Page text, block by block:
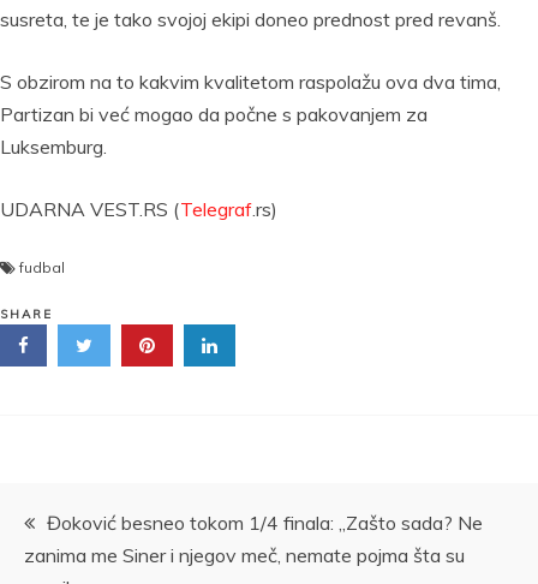
susreta, te je tako svojoj ekipi doneo prednost pred revanš.
S obzirom na to kakvim kvalitetom raspolažu ova dva tima,
Partizan bi već mogao da počne s pakovanjem za
Luksemburg.
UDARNA VEST.RS (Telegraf.rs)
fudbal
SHARE
Kretanje
Đoković besneo tokom 1/4 finala: „Zašto sada? Ne
zanima me Siner i njegov meč, nemate pojma šta su